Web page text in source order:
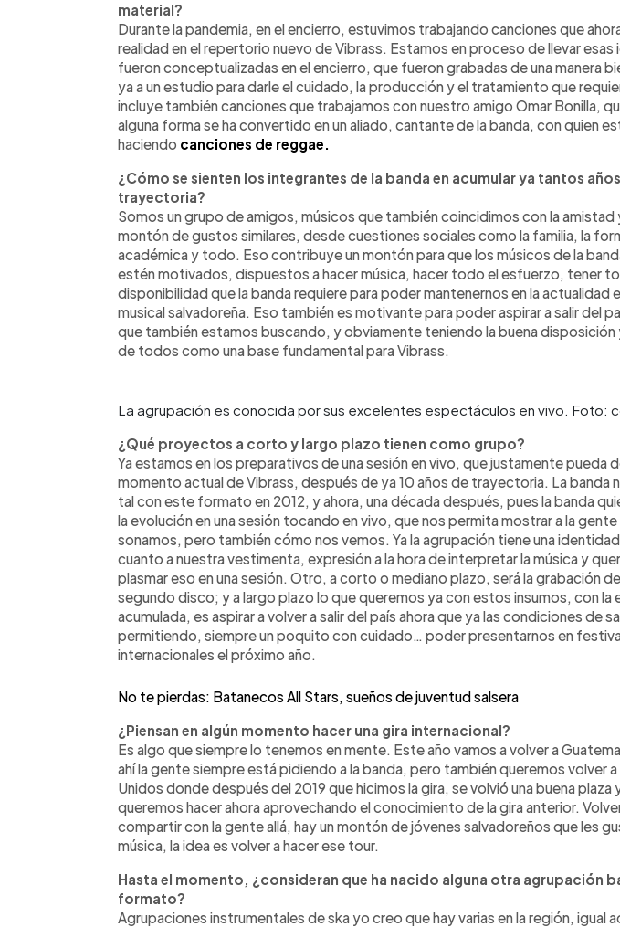
material?
Durante la pandemia, en el encierro, estuvimos trabajando canciones que
realidad en el repertorio nuevo de Vibrass. Estamos en proceso de llevar esas
fueron conceptualizadas en el encierro, que fueron grabadas de una manera
ya a un estudio para darle el cuidado, la producción y el tratamiento que
incluye también canciones que trabajamos con nuestro amigo Omar Bonilla,
alguna forma se ha convertido en un aliado, cantante de la banda, con quien
haciendo canciones de reggae.
¿Cómo se sienten los integrantes de la banda en acumular ya tantos
trayectoria?
Somos un grupo de amigos, músicos que también coincidimos con la amistad
montón de gustos similares, desde cuestiones sociales como la familia, la
académica y todo. Eso contribuye un montón para que los músicos de la
estén motivados, dispuestos a hacer música, hacer todo el esfuerzo, tener
disponibilidad que la banda requiere para poder mantenernos en la actualidad
musical salvadoreña. Eso también es motivante para poder aspirar a salir del
que también estamos buscando, y obviamente teniendo la buena disposición
de todos como una base fundamental para Vibrass.
La agrupación es conocida por sus excelentes espectáculos en vivo. Foto:
¿Qué proyectos a corto y largo plazo tienen como grupo?
Ya estamos en los preparativos de una sesión en vivo, que justamente pueda
momento actual de Vibrass, después de ya 10 años de trayectoria. La banda
tal con este formato en 2012, y ahora, una década después, pues la banda
la evolución en una sesión tocando en vivo, que nos permita mostrar a la
sonamos, pero también cómo nos vemos. Ya la agrupación tiene una
cuanto a nuestra vestimenta, expresión a la hora de interpretar la música y
plasmar eso en una sesión. Otro, a corto o mediano plazo, será la grabación
segundo disco; y a largo plazo lo que queremos ya con estos insumos, con la
acumulada, es aspirar a volver a salir del país ahora que ya las condiciones de
permitiendo, siempre un poquito con cuidado… poder presentarnos en
internacionales el próximo año.
No te pierdas: Batanecos All Stars, sueños de juventud salsera
¿Piensan en algún momento hacer una gira internacional?
Es algo que siempre lo tenemos en mente. Este año vamos a volver a
ahí la gente siempre está pidiendo a la banda, pero también queremos volver
Unidos donde después del 2019 que hicimos la gira, se volvió una buena plaza
queremos hacer ahora aprovechando el conocimiento de la gira anterior.
compartir con la gente allá, hay un montón de jóvenes salvadoreños que les
música, la idea es volver a hacer ese tour.
Hasta el momento, ¿consideran que ha nacido alguna otra agrupación
formato?
Agrupaciones instrumentales de ska yo creo que hay varias en la región, igual